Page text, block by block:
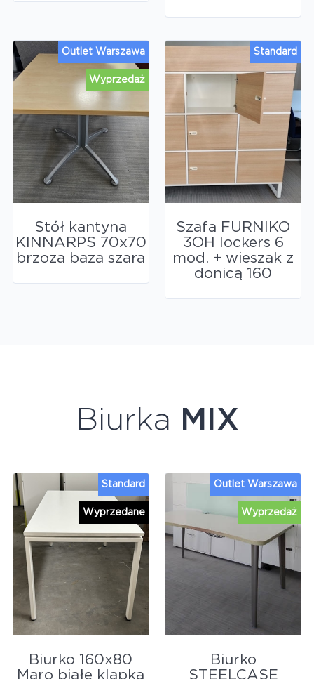
Wyprzedaż
Outlet Warszawa
Stół kantyna
KINNARPS 70x70
brzoza baza szara
Standard
Szafa FURNIKO
3OH lockers 6
mod. + wieszak z
donicą 160
Biurka MIX
Wyprzedane
Standard
Biurko 160x80
Maro białe klapka
Wyprzedaż
Outlet Warszawa
Biurko
STEELCASE